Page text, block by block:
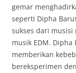
gemar
seperti Dipha
sukses dari musisi
musik EDM. Dipha
memberikan
bereksperimen